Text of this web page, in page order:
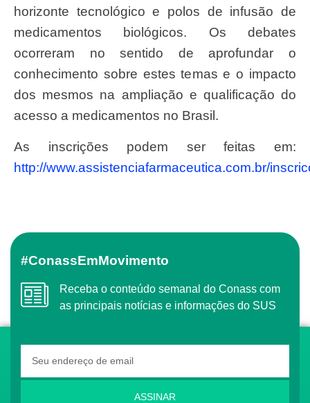
horizonte tecnológico e polos de infusão de
medicamentos biológicos. Os debates
ocorreram no sentido de aprofundar o
conhecimento sobre estes temas e o impacto
dos mesmos na ampliação e qualificação do
acesso a medicamentos no Brasil.
As inscrições podem ser feitas em:
http://www.assistenciafarmaceutica.com.br/
#ConassEmMovimento
Receba o conteúdo semanal do Conass com
as principais notícias e informações do SUS
ASSINAR